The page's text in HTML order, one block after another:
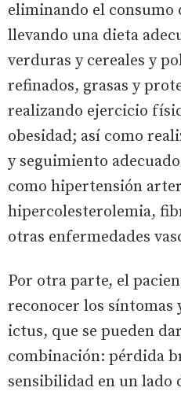
eliminando el consumo
llevando una dieta
verduras y cereales y
refinados, grasas y
realizando ejercicio
obesidad; así como
y seguimiento
como hipertensión
hipercolesterolemia,
otras enfermedades
Por otra parte, el
reconocer los síntomas
ictus, que se pueden
combinación: pérdida
sensibilidad en un lado